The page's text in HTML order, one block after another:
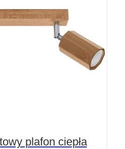
plafon ciepła